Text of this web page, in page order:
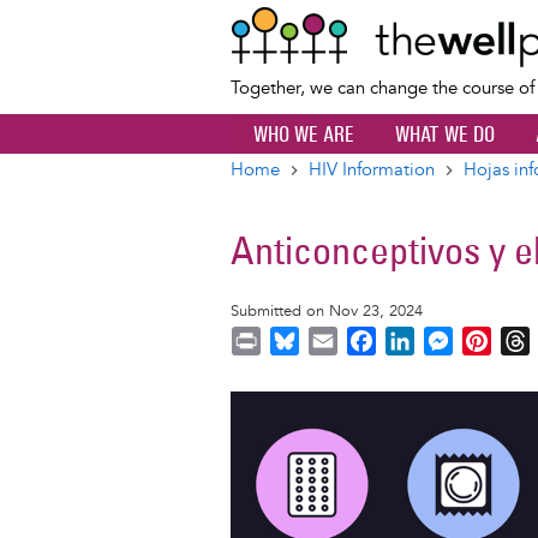
Together, we can change the course
WHO WE ARE WHAT WE DO
Home HIV Information Hojas
Anticonceptivos y
Submitted on Nov 23, 2024
i
t
u
e
s
k
y
a
c
n
e
I
M
s
s
e
n
g
n
e
e
r